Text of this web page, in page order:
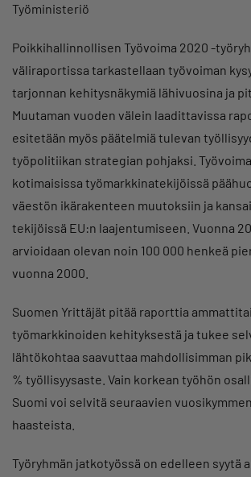
Työministeriö
Poikkihallinnollisen Työvoima 2020 -
väliraportissa tarkastellaan työvoiman
tarjonnan kehitysnäkymiä lähivuosina ja
Muutaman vuoden välein laadittavissa
esitetään myös päätelmiä tulevan
työpolitiikan strategian pohjaksi.
kotimaisissa työmarkkinatekijöissä
väestön ikärakenteen muutoksiin ja
tekijöissä EU:n laajentumiseen. Vuonna
arvioidaan olevan noin 100 000 henkeä
vuonna 2000.
Suomen Yrittäjät pitää raporttia
työmarkkinoiden kehityksestä ja tukee
lähtökohtaa saavuttaa mahdollisimman
% työllisyysaste. Vain korkean työhön
Suomi voi selvitä seuraavien
haasteista.
Työryhmän jatkotyössä on edelleen syytä